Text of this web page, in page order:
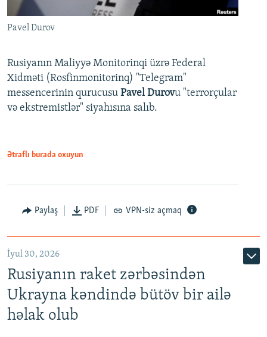
Pavel Durov
Rusiyanın Maliyyə Monitorinqi üzrə Federal
Xidməti (Rosfinmonitorinq) "Telegram"
messencerinin qurucusu Pavel Durovu "terrorçular
və ekstremistlər" siyahısına salıb.
Ətraflı burada oxuyun
Paylaş PDF VPN-siz açmaq
İyul 30, 2026
Rusiyanın raket zərbəsindən
Ukrayna kəndində bütöv bir ailə
həlak olub